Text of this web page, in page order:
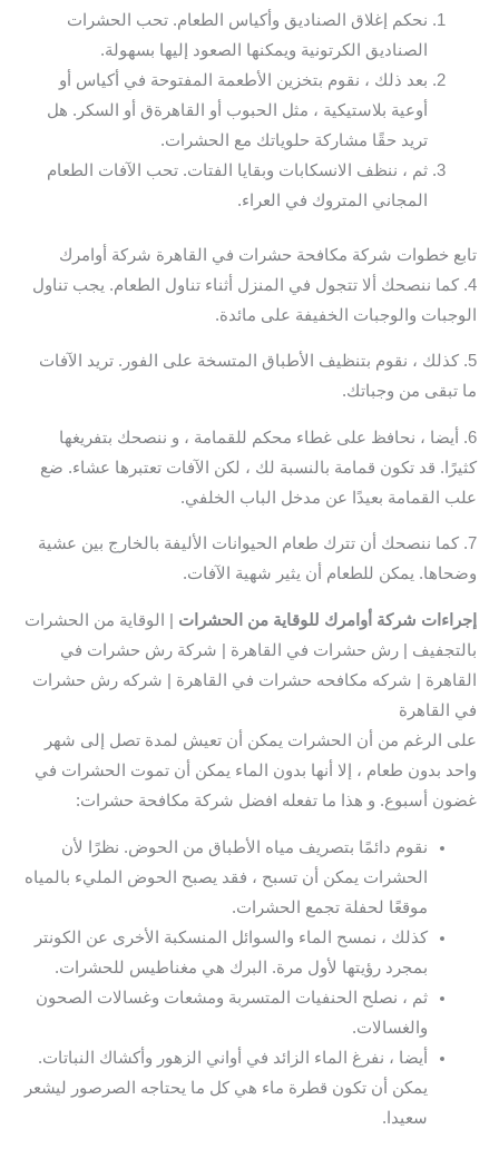
نحكم إغلاق الصناديق وأكياس الطعام. تحب الحشرات
الصناديق الكرتونية ويمكنها الصعود إليها بسهولة.
بعد ذلك ، نقوم بتخزين الأطعمة المفتوحة في أكياس أو
أوعية بلاستيكية ، مثل الحبوب أو القاهرةق أو السكر. هل
تريد حقًا مشاركة حلوياتك مع الحشرات.
ثم ، ننظف الانسكابات وبقايا الفتات. تحب الآفات الطعام
المجاني المتروك في العراء.
تابع خطوات شركة مكافحة حشرات في القاهرة شركة أوامرك
4. كما ننصحك ألا تتجول في المنزل أثناء تناول الطعام. يجب تناول
الوجبات والوجبات الخفيفة على مائدة.
5. كذلك ، نقوم بتنظيف الأطباق المتسخة على الفور. تريد الآفات
ما تبقى من وجباتك.
6. أيضا ، نحافظ على غطاء محكم للقمامة ، و ننصحك بتفريغها
كثيرًا. قد تكون قمامة بالنسبة لك ، لكن الآفات تعتبرها عشاء. ضع
علب القمامة بعيدًا عن مدخل الباب الخلفي.
7. كما ننصحك أن تترك طعام الحيوانات الأليفة بالخارج بين عشية
وضحاها. يمكن للطعام أن يثير شهية الآفات.
إجراءات شركة أوامرك للوقاية من الحشرات | الوقاية من الحشرات
بالتجفيف | رش حشرات في القاهرة | شركة رش حشرات في
القاهرة | شركه مكافحه حشرات في القاهرة | شركه رش حشرات
في القاهرة
على الرغم من أن الحشرات يمكن أن تعيش لمدة تصل إلى شهر
واحد بدون طعام ، إلا أنها بدون الماء يمكن أن تموت الحشرات في
غضون أسبوع. و هذا ما تفعله افضل شركة مكافحة حشرات:
نقوم دائمًا بتصريف مياه الأطباق من الحوض. نظرًا لأن
الحشرات يمكن أن تسبح ، فقد يصبح الحوض المليء بالمياه
موقعًا لحفلة تجمع الحشرات.
كذلك ، نمسح الماء والسوائل المنسكبة الأخرى عن الكونتر
بمجرد رؤيتها لأول مرة. البرك هي مغناطيس للحشرات.
ثم ، نصلح الحنفيات المتسربة ومشعات وغسالات الصحون
والغسالات.
أيضا ، نفرغ الماء الزائد في أواني الزهور وأكشاك النباتات.
يمكن أن تكون قطرة ماء هي كل ما يحتاجه الصرصور ليشعر
سعيدا.